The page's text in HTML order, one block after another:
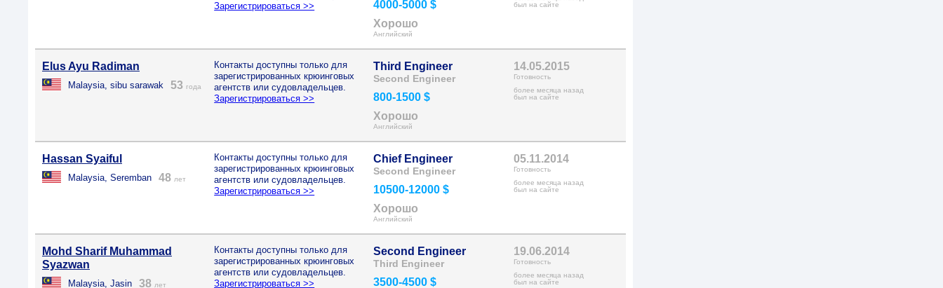
Зарегистрироваться >>
4000-5000 $
Хорошо
Английский
был на сайте
Elus Ayu Radiman
Malaysia, sibu sarawak 53 года
Контакты доступны только для
зарегистрированных крюинговых
агентств или судовладельцев.
Зарегистрироваться >>
Third Engineer
Second Engineer
800-1500 $
Хорошо
Английский
14.05.2015
Готовность
более месяца назад
был на сайте
Hassan Syaiful
Malaysia, Seremban 48 лет
Контакты доступны только для
зарегистрированных крюинговых
агентств или судовладельцев.
Зарегистрироваться >>
Chief Engineer
Second Engineer
10500-12000 $
Хорошо
Английский
05.11.2014
Готовность
более месяца назад
был на сайте
Mohd Sharif Muhammad
Syazwan
Malaysia, Jasin 38 лет
Контакты доступны только для
зарегистрированных крюинговых
агентств или судовладельцев.
Зарегистрироваться >>
Second Engineer
Third Engineer
3500-4500 $
19.06.2014
Готовность
более месяца назад
был на сайте